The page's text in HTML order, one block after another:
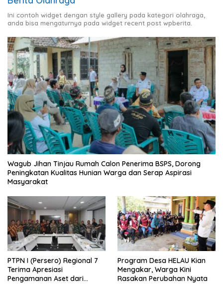
Ini contoh widget dengan style gallery pada kategori olahraga,
anda bisa mengaturnya pada widget recent post wpberita.
Wagub Jihan Tinjau Rumah Calon Penerima BSPS, Dorong
Peningkatan Kualitas Hunian Warga dan Serap Aspirasi
Masyarakat
PTPN I (Persero) Regional 7
Terima Apresiasi
Pengamanan Aset dari
Program Desa HELAU Kian
Mengakar, Warga Kini
Rasakan Perubahan Nyata